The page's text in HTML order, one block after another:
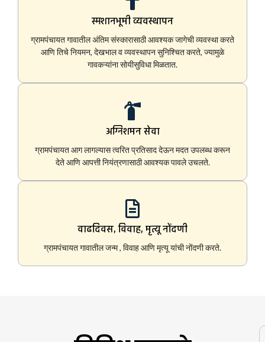
स्मशानभूमी व्यवस्थापन
ग्रामपंचायत गावातील अंतिम संस्कारासाठी आवश्यक जागेची व्यवस्था करते
आणि तिचे नियमन, देखभाल व व्यवस्थापन सुनिश्चित करते, ज्यामुळे
गावकऱ्यांना सोयीसुविधा मिळतात.
अग्निशमन सेवा
ग्रामपंचायत आग लागल्यास त्वरित प्रतिसाद देऊन मदत उपलब्ध करून
देते आणि आपत्ती नियंत्रणासाठी आवश्यक पावले उचलते.
वाढदिवस, विवाह, मृत्यू नोंदणी
ग्रामपंचायत गावातील जन्म , विवाह आणि मृत्यू यांची नोंदणी करते.